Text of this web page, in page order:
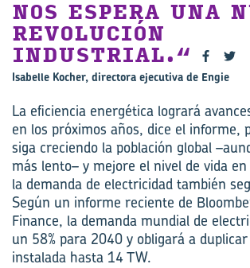
NOS ESPERA UNA
REVOLUCIÓN
INDUSTRIAL.
Isabelle Kocher, directora ejecutiva de Engie
La eficiencia energética logrará
en los próximos años, dice el informe,
siga creciendo la población global
más lento– y mejore el nivel de vida
la demanda de electricidad también
Según un informe reciente de
Finance, la demanda mundial de
un 58% para 2040 y obligará a
instalada hasta 14 TW.